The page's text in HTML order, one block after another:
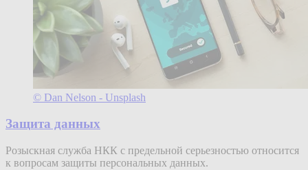
© Dan Nelson - Unsplash
Защита данных
Розыскная служба НКК с предельной серьезностью относится
к вопросам защиты персональных данных.